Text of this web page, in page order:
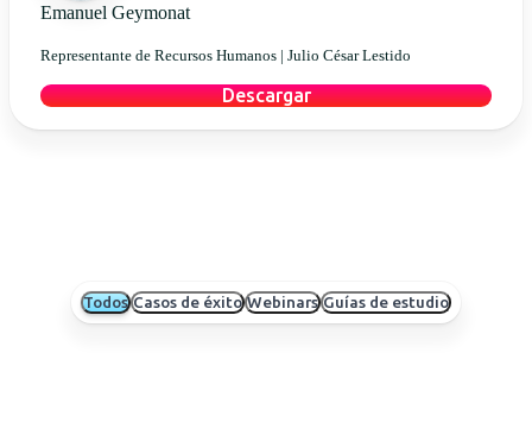
Emanuel Geymonat
Representante de Recursos Humanos | Julio César Lestido
Descargar
Todos Casos de éxito Webinars Guías de estudio